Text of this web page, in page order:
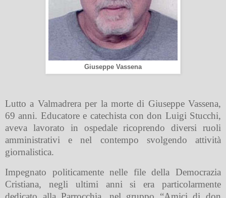
Giuseppe Vassena
Lutto a Valmadrera per la morte di Giuseppe Vassena,
69 anni. Educatore e catechista con don Luigi Stucchi,
aveva lavorato in ospedale ricoprendo diversi ruoli
amministrativi e nel contempo svolgendo attività
giornalistica.
Impegnato politicamente nelle file della Democrazia
Cristiana, negli ultimi anni si era particolarmente